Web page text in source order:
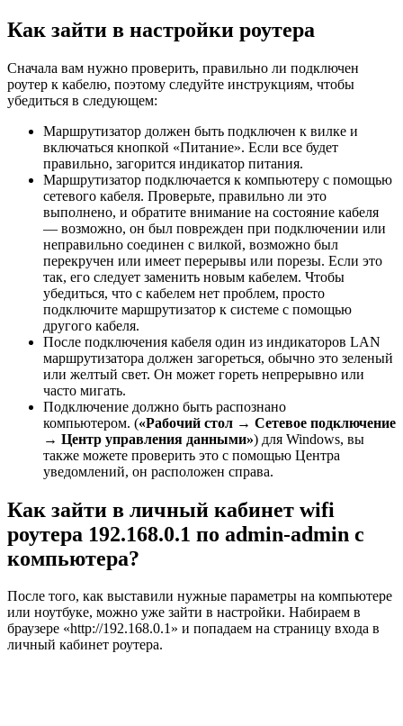
Как зайти в настройки роутера
Сначала вам нужно проверить, правильно ли подключен
роутер к кабелю, поэтому следуйте инструкциям, чтобы
убедиться в следующем:
Маршрутизатор должен быть подключен к вилке и
включаться кнопкой «Питание». Если все будет
правильно, загорится индикатор питания.
Маршрутизатор подключается к компьютеру с помощью
сетевого кабеля. Проверьте, правильно ли это
выполнено, и обратите внимание на состояние кабеля
— возможно, он был поврежден при подключении или
неправильно соединен с вилкой, возможно был
перекручен или имеет перерывы или порезы. Если это
так, его следует заменить новым кабелем. Чтобы
убедиться, что с кабелем нет проблем, просто
подключите маршрутизатор к системе с помощью
другого кабеля.
После подключения кабеля один из индикаторов LAN
маршрутизатора должен загореться, обычно это зеленый
или желтый свет. Он может гореть непрерывно или
часто мигать.
Подключение должно быть распознано
компьютером. («Рабочий стол → Сетевое подключение
→ Центр управления данными») для Windows, вы
также можете проверить это с помощью Центра
уведомлений, он расположен справа.
Как зайти в личный кабинет wifi
роутера 192.168.0.1 по admin-admin с
компьютера?
После того, как выставили нужные параметры на компьютере
или ноутбуке, можно уже зайти в настройки. Набираем в
браузере «http://192.168.0.1» и попадаем на страницу входа в
личный кабинет роутера.